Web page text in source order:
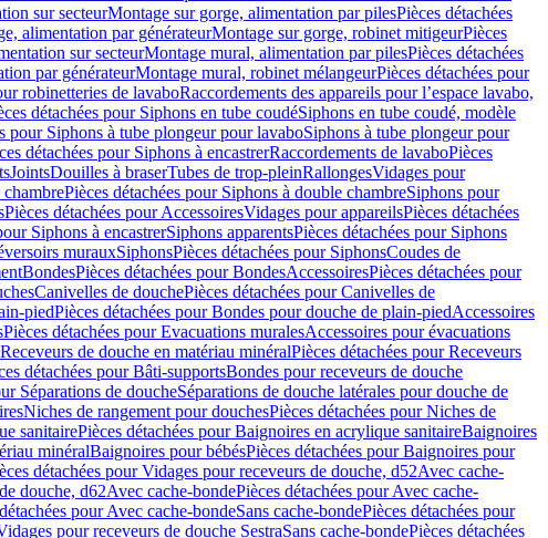
sur secteurMontage sur gorge, alimentation par pilesPièces détachées
alimentation par générateurMontage sur gorge, robinet mitigeurPièces
sur secteurMontage mural, alimentation par pilesPièces détachées
par générateurMontage mural, robinet mélangeurPièces détachées pour
robinetteries de lavaboRaccordements des appareils pour l’espace lavabo,
détachées pour Siphons en tube coudéSiphons en tube coudé, modèle
pour Siphons à tube plongeur pour lavaboSiphons à tube plongeur pour
détachées pour Siphons à encastrerRaccordements de lavaboPièces
JointsDouilles à braserTubes de trop-pleinRallongesVidages pour
Pièces détachées pour Siphons à double chambreSiphons pour
Pièces détachées pour AccessoiresVidages pour appareilsPièces détachées
Siphons à encastrerSiphons apparentsPièces détachées pour Siphons
murauxSiphonsPièces détachées pour SiphonsCoudes de
BondesPièces détachées pour BondesAccessoiresPièces détachées pour
Canivelles de douchePièces détachées pour Canivelles de
piedPièces détachées pour Bondes pour douche de plain-piedAccessoires
Pièces détachées pour Evacuations muralesAccessoires pour évacuations
Receveurs de douche en matériau minéralPièces détachées pour Receveurs
détachées pour Bâti-supportsBondes pour receveurs de douche
Séparations de doucheSéparations de douche latérales pour douche de
Niches de rangement pour douchesPièces détachées pour Niches de
sanitairePièces détachées pour Baignoires en acrylique sanitaireBaignoires
minéralBaignoires pour bébésPièces détachées pour Baignoires pour
détachées pour Vidages pour receveurs de douche, d52Avec cache-
douche, d62Avec cache-bondePièces détachées pour Avec cache-
pour Avec cache-bondeSans cache-bondePièces détachées pour
pour receveurs de douche SestraSans cache-bondePièces détachées